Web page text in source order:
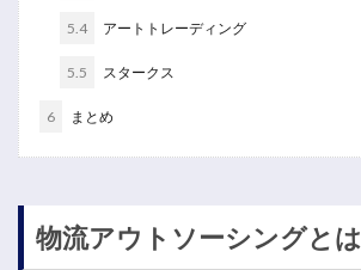
5.4 アートトレーディング
5.5 スタークス
6 まとめ
物流アウトソーシングとは